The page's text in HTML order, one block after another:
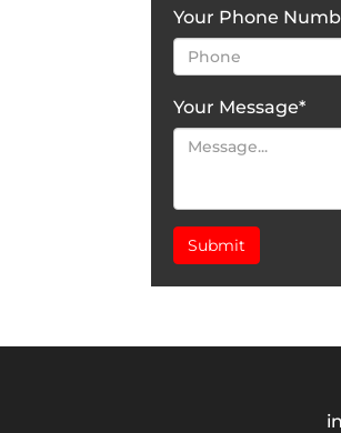
Your Phone
Your Message*
Submit